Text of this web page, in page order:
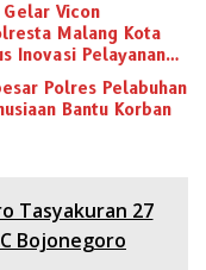
Vicon
Malang Kota
Inovasi Pelayanan
Polres Pelabuhan
Bantu Korban
Tasyakuran 27
Bojonegoro